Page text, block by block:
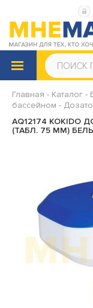
КАТАЛОГ
ТОВАРОВ
Снегокаты
Надувные
Надувные матрасы
Надувные подушки
Бассейны и
Главная - Каталог -
бассейном -
AQ12174 KOKIDO
(ТАБЛ. 75 ММ)